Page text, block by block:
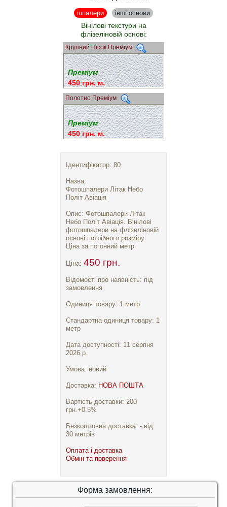
шпалери інші основи
Вінілові текстури на
флізеліновій основі:
Крупний Пісок Преміум
Преміум
450 грн. м.
Полотно Преміум
Преміум
450 грн. м.
Ідентифікатор: 80
Назва:
Фотошпалери Літак Небо
Політ Авіація
Опис: Фотошпалери Літак
Небо Політ Авіація. Вінілові
фотошпалери на флізеліновій
основі потрібного розміру.
Ціна за погонний метр
Ціна: 450 грн.
Відомості про наявність: під
замовлення
Одиниця товару: 1 метр
Стандартна одиниця товару: 1
метр
Дата доступності: 11 серпня
2026 р.
Умова: новий
Доставка: НОВА ПОШТА
Вартість доставки: 200
грн.+0.5%
Безкоштовна доставка: - від
30 метрів
Оплата і доставка
Обмін та поверення
Форма замовлення: